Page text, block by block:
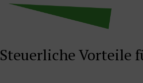
Steuerliche Vorteile